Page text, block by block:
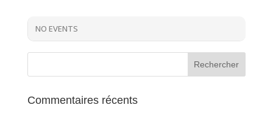
NO EVENTS
Commentaires récents